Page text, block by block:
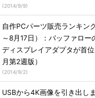
(2014/9/9)
自作PCパーツ販売ランキン
～8月17日）：バッファロー
ディスプレイアダプタが首
月第2週版）
(2014/9/2)
USBから4K画像を引き出し